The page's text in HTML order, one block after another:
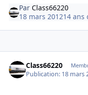
ParClass66220
18 mars 201214 ans
Class66220
Publication: 18 mars